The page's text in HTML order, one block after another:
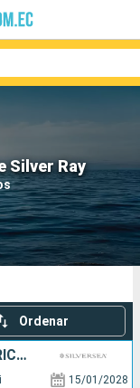
Silver Ray
Compañías
Ordenar
ESTADOS UNIDOS, MÉXICO, COSTA RICA, PANAMÁ, ECUADOR, PERÚ
15/01/2028